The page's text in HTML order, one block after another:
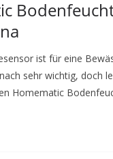
ist für eine
sehr wichtig, doch
Homematic